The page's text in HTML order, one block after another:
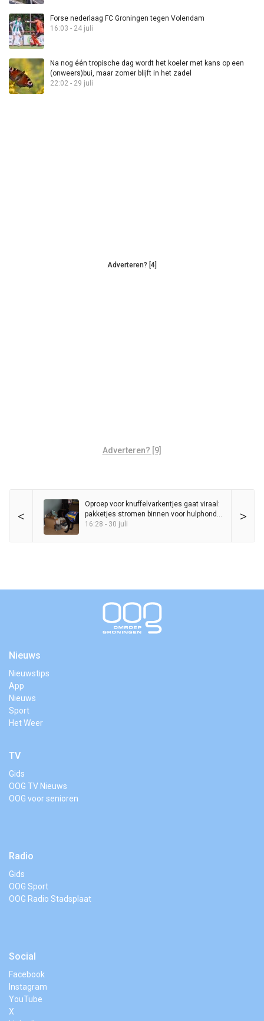
Forse nederlaag FC Groningen tegen Volendam
16:03 - 24 juli
Na nog één tropische dag wordt het koeler met kans op een
(onweers)bui, maar zomer blijft in het zadel
22:02 - 29 juli
Adverteren? [4]
Adverteren? [9]
< >
Oproep voor knuffelvarkentjes gaat viraal:
pakketjes stromen binnen voor hulphond
Entli
16:28 - 30 juli
Nieuws
Nieuwstips
App
Nieuws
Sport
Het Weer
TV
Gids
OOG TV Nieuws
OOG voor senioren
Radio
Gids
OOG Sport
OOG Radio Stadsplaat
Social
Facebook
Instagram
YouTube
X